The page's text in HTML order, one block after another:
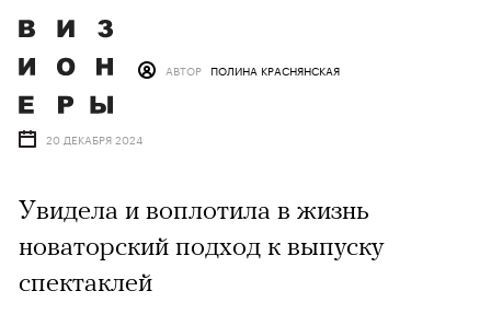
АВТОР ПОЛИНА КРАСНЯНСКАЯ
20 ДЕКАБРЯ 2024
Увидела и воплотила в жизнь
новаторский подход к выпуску
спектаклей